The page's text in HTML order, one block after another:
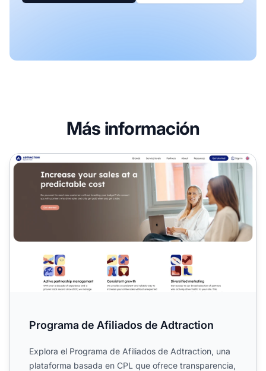
Más información
Programa de Afiliados de Adtraction
Programa de Afiliados de Adtraction
Explora el Programa de Afiliados de Adtraction, una
plataforma basada en CPL que ofrece transparencia,